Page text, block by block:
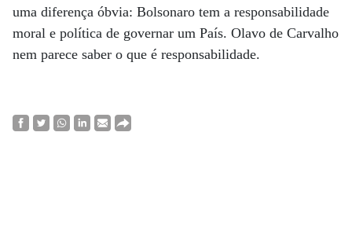
uma diferença óbvia: Bolsonaro tem a responsabilidade
moral e política de governar um País. Olavo de Carvalho
nem parece saber o que é responsabilidade.